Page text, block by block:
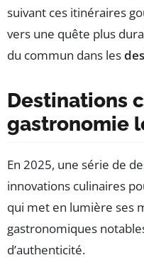
suivant ces itinéraires
vers une quête plus
du commun dans les
Destinations
gastronomie
En 2025, une série de
innovations culinaires
qui met en lumière ses
gastronomiques
d’authenticité.